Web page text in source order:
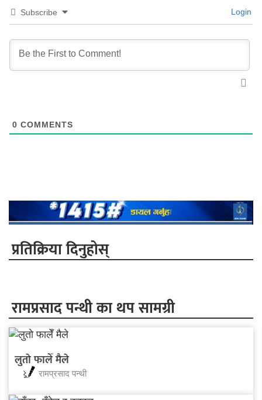
Subscribe Login
0 COMMENTS
प्रतिक्रिया दिनुहोस्
रामप्रसाद पन्थी का थप सामग्री
लुताे फालेँ मैले
रामप्रसाद पन्थी